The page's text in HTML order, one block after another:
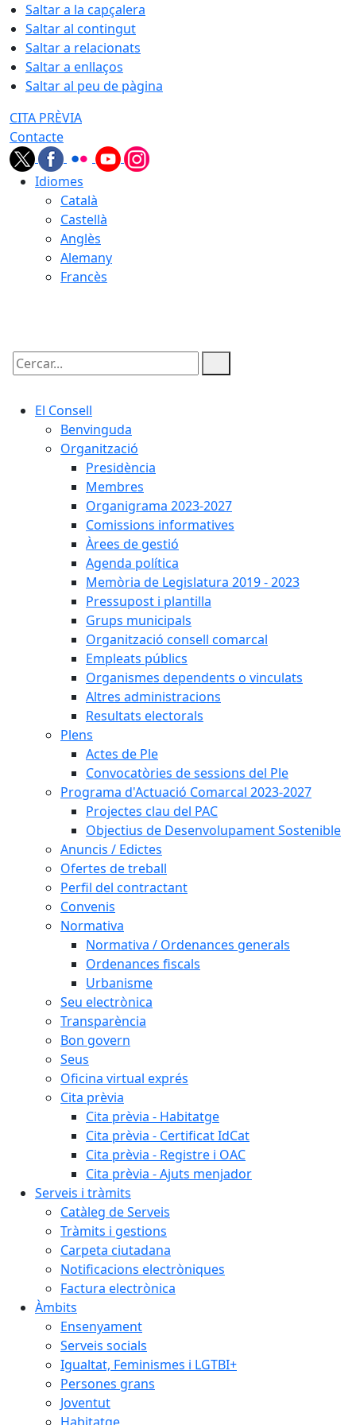
Saltar a la capçalera
Saltar al contingut
Saltar a relacionats
Saltar a enllaços
Saltar al peu de pàgina
CITA PRÈVIA
Contacte
Idiomes
Català
Castellà
Anglès
Alemany
Francès
Cercar:
El Consell
Benvinguda
Organització
Presidència
Membres
Organigrama 2023-2027
Comissions informatives
Àrees de gestió
Agenda política
Memòria de Legislatura 2019 - 2023
Pressupost i plantilla
Grups municipals
Organització consell comarcal
Empleats públics
Organismes dependents o vinculats
Altres administracions
Resultats electorals
Plens
Actes de Ple
Convocatòries de sessions del Ple
Programa d'Actuació Comarcal 2023-2027
Projectes clau del PAC
Objectius de Desenvolupament Sostenible
Anuncis / Edictes
Ofertes de treball
Perfil del contractant
Convenis
Normativa
Normativa / Ordenances generals
Ordenances fiscals
Urbanisme
Seu electrònica
Transparència
Bon govern
Seus
Oficina virtual exprés
Cita prèvia
Cita prèvia - Habitatge
Cita prèvia - Certificat IdCat
Cita prèvia - Registre i OAC
Cita prèvia - Ajuts menjador
Serveis i tràmits
Catàleg de Serveis
Tràmits i gestions
Carpeta ciutadana
Notificacions electròniques
Factura electrònica
Àmbits
Ensenyament
Serveis socials
Igualtat, Feminismes i LGTBI+
Persones grans
Joventut